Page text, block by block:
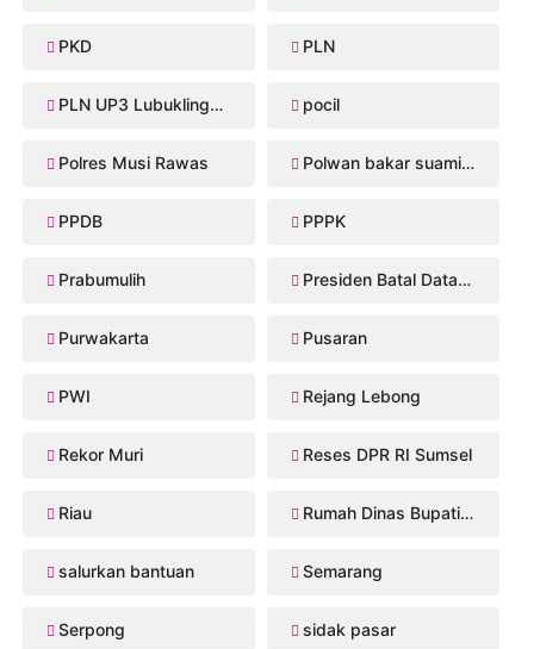
PKD PLN
PLN UP3 Lubuklinggau pocil
Polres Musi Rawas Polwan bakar suaminya
PPDB PPPK
Prabumulih Presiden Batal Datang
Purwakarta Pusaran
PWI Rejang Lebong
Rekor Muri Reses DPR RI Sumsel
Riau Rumah Dinas Bupati Musi Rawas
salurkan bantuan Semarang
Serpong sidak pasar